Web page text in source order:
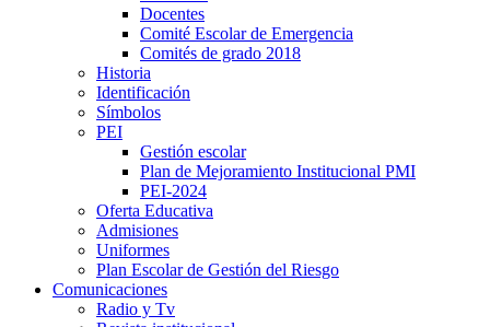
Docentes
Comité Escolar de Emergencia
Comités de grado 2018
Historia
Identificación
Símbolos
PEI
Gestión escolar
Plan de Mejoramiento Institucional PMI
PEI-2024
Oferta Educativa
Admisiones
Uniformes
Plan Escolar de Gestión del Riesgo
Comunicaciones
Radio y Tv